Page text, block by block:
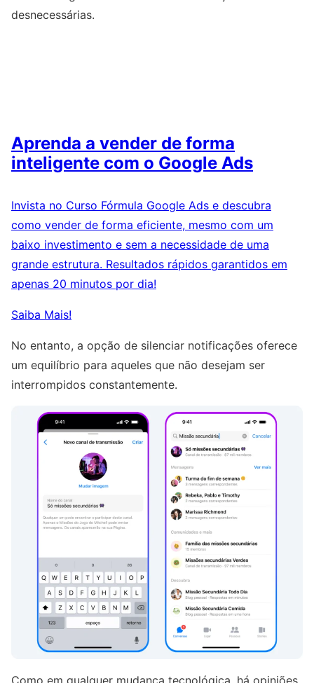
desnecessárias.
Aprenda a vender de forma
inteligente com o Google Ads
Invista no Curso Fórmula Google Ads e descubra
como vender de forma eficiente, mesmo com um
baixo investimento e sem a necessidade de uma
grande estrutura. Resultados rápidos garantidos em
apenas 20 minutos por dia!
Saiba Mais!
No entanto, a opção de silenciar notificações oferece
um equilíbrio para aqueles que não desejam ser
interrompidos constantemente.